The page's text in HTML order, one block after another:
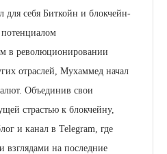
для себя Биткойн и блокчейн-
в революционировании
отраслей, Мухаммед начал
Объединив свои
страстью к блокчейну,
и канал в Telegram, где
взглядами на последние